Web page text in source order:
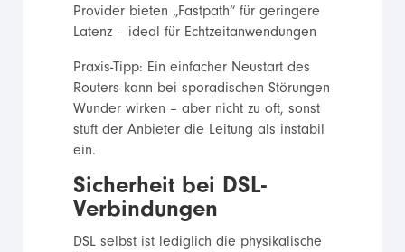
Provider bieten „Fastpath“ für geringere
Latenz – ideal für Echtzeitanwendungen
Praxis-Tipp: Ein einfacher Neustart des
Routers kann bei sporadischen Störungen
Wunder wirken – aber nicht zu oft, sonst
stuft der Anbieter die Leitung als instabil
ein.
Sicherheit bei DSL-
Verbindungen
DSL selbst ist lediglich die physikalische